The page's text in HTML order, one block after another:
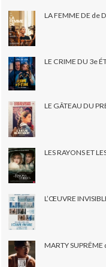
LA FEMME DE de
LE CRIME DU 3e
LE GÂTEAU DU
LES RAYONS ET
L’ŒUVRE
MARTY SUPRÊME